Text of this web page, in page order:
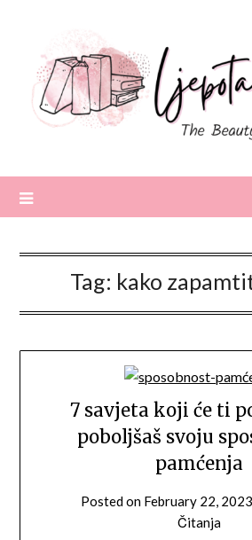
content
Tag: kako
7 savjeta koji će ti
poboljšaš svoju
pamćenja
Posted on February 22, 2023
Čitanja